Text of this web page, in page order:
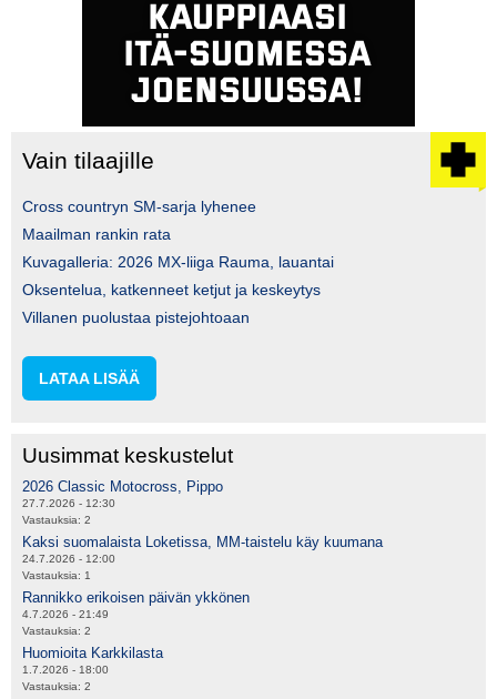
Vain tilaajille
Cross countryn SM-sarja lyhenee
Maailman rankin rata
Kuvagalleria: 2026 MX-liiga Rauma, lauantai
Oksentelua, katkenneet ketjut ja keskeytys
Villanen puolustaa pistejohtoaan
LATAA LISÄÄ
Uusimmat keskustelut
2026 Classic Motocross, Pippo
27.7.2026 - 12:30
Vastauksia: 2
Kaksi suomalaista Loketissa, MM-taistelu käy kuumana
24.7.2026 - 12:00
Vastauksia: 1
Rannikko erikoisen päivän ykkönen
4.7.2026 - 21:49
Vastauksia: 2
Huomioita Karkkilasta
1.7.2026 - 18:00
Vastauksia: 2